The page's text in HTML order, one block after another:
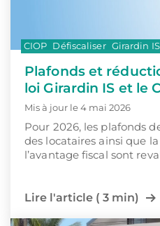
Plafonds et
loi Girardin IS et le
Mis à jour le 4 mai 2026
Pour 2026, les plafonds
des locataires ainsi que
l’avantage fiscal sont
Lire l'article ( 3 min)
CIOP Défiscaliser Girardin IS